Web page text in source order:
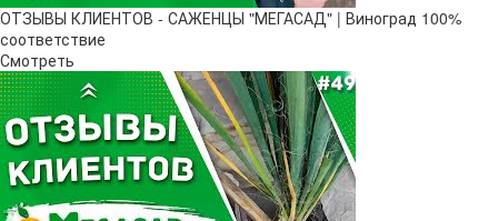
ОТЗЫВЫ КЛИЕНТОВ - САЖЕНЦЫ "МЕГАСАД" | Виноград 100%
соответствие
Смотреть